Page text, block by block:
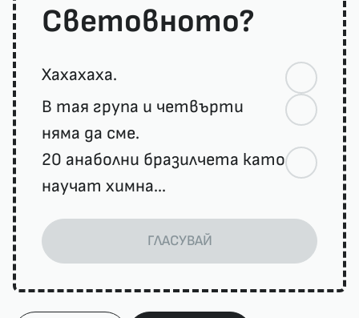
Световното?
Хахахаха.
В тая група и четвърти
няма да сме.
20 анаболни бразилчета като
научат химна...
ГЛАСУВАЙ